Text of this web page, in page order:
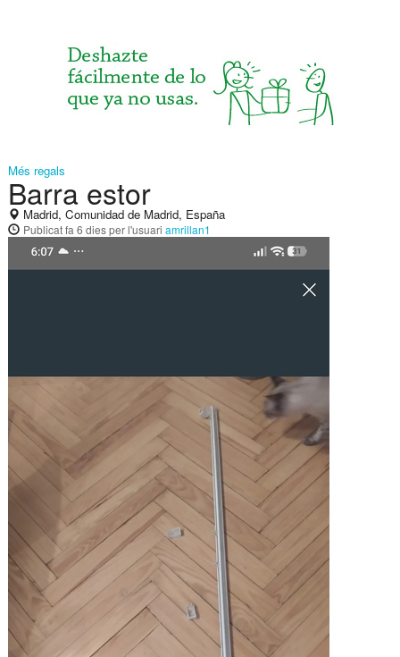
Més regals
Barra estor
Madrid, Comunidad de Madrid, España
Publicatfa 6 diesper l'usuari amrillan1